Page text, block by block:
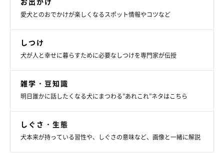
愛犬とのおでかけが楽しくなるスポット情報やコツなど
しつけ
犬が人と幸せに暮らすために必要なしつけを専門家が伝授
雑学・豆知識
明日誰かに話したくなる犬にまつわる”あれこれ”ネタはこちら
しぐさ・生態
犬本来が持っている習性や、しぐさの意味など、画像と一緒に解説